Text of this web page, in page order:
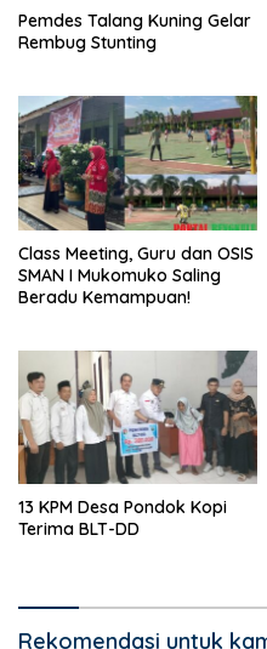
Pemdes Talang Kuning Gelar
Rembug Stunting
Class Meeting, Guru dan OSIS
SMAN I Mukomuko Saling
Beradu Kemampuan!
13 KPM Desa Pondok Kopi
Terima BLT-DD
Rekomendasi untuk